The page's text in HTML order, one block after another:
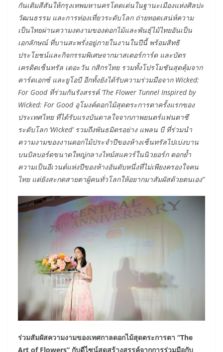
กันเติมสีสันให้กรุงเทพมหานครโดดเด่นในฐานะเมืองแห่งศิลปะ
วัฒนธรรม และการท่องเที่ยวระดับโลก ถ่ายทอดเสน่ห์ความ
เป็นไทยผ่านความงดงามของดอกไม้และพันธุ์ไม้ไทยอันเป็น
เอกลักษณ์ ที่บานสะพรั่งอยู่ภายในงานในปีนี้ พร้อมสิทธิ
ประโยชน์และกิจกรรมพิเศษจากมาสเตอร์การ์ด และบัตร
เครดิตเซ็นทรัล เดอะวัน กสิกรไทย รวมทั้งโปรโมชันสุดคุ้มจาก
คาร์ดเอกซ์ และยูโอบีอีกทั้งยังได้รับความร่วมมือจาก Wicked:
For Good ที่ร่วมกันรังสรรค์ ‘The Flower Tunnel Inspired by
Wicked: For Good อุโมงค์ดอกไม้สุดตระการตาครั้งแรกของ
ประเทศไทย ที่ได้รับแรงบันดาลใจจากภาพยนตร์แฟนตาซี
ระดับโลก ‘Wicked’ รวมถึงพันธมิตรอย่าง แพลน บี ที่ร่วมนำ
ความงามของงานดอกไม้ประจำปีของห้างเซ็นทรัลไปเบ่งบาน
บนบิลบอร์ดขนาดใหญ่กลางไทม์สแควร์ในนิวยอร์ก ตอกย้ำ
ความเป็นอีเวนต์แห่งปีของห้างอันดับหนึ่งที่ไม่เพียงครองใจคน
ไทย แต่ยังสะกดสายตาผู้คนทั่วโลกให้อยากมาสัมผัสด้วยตนเอง”
ร่วมสัมผัสความงามของเทศกาลดอกไม้สุดตระการตา “The
Art of Flowers” กับดีไซน์สุดสร้างสรรค์จากการร่วมมือกับ